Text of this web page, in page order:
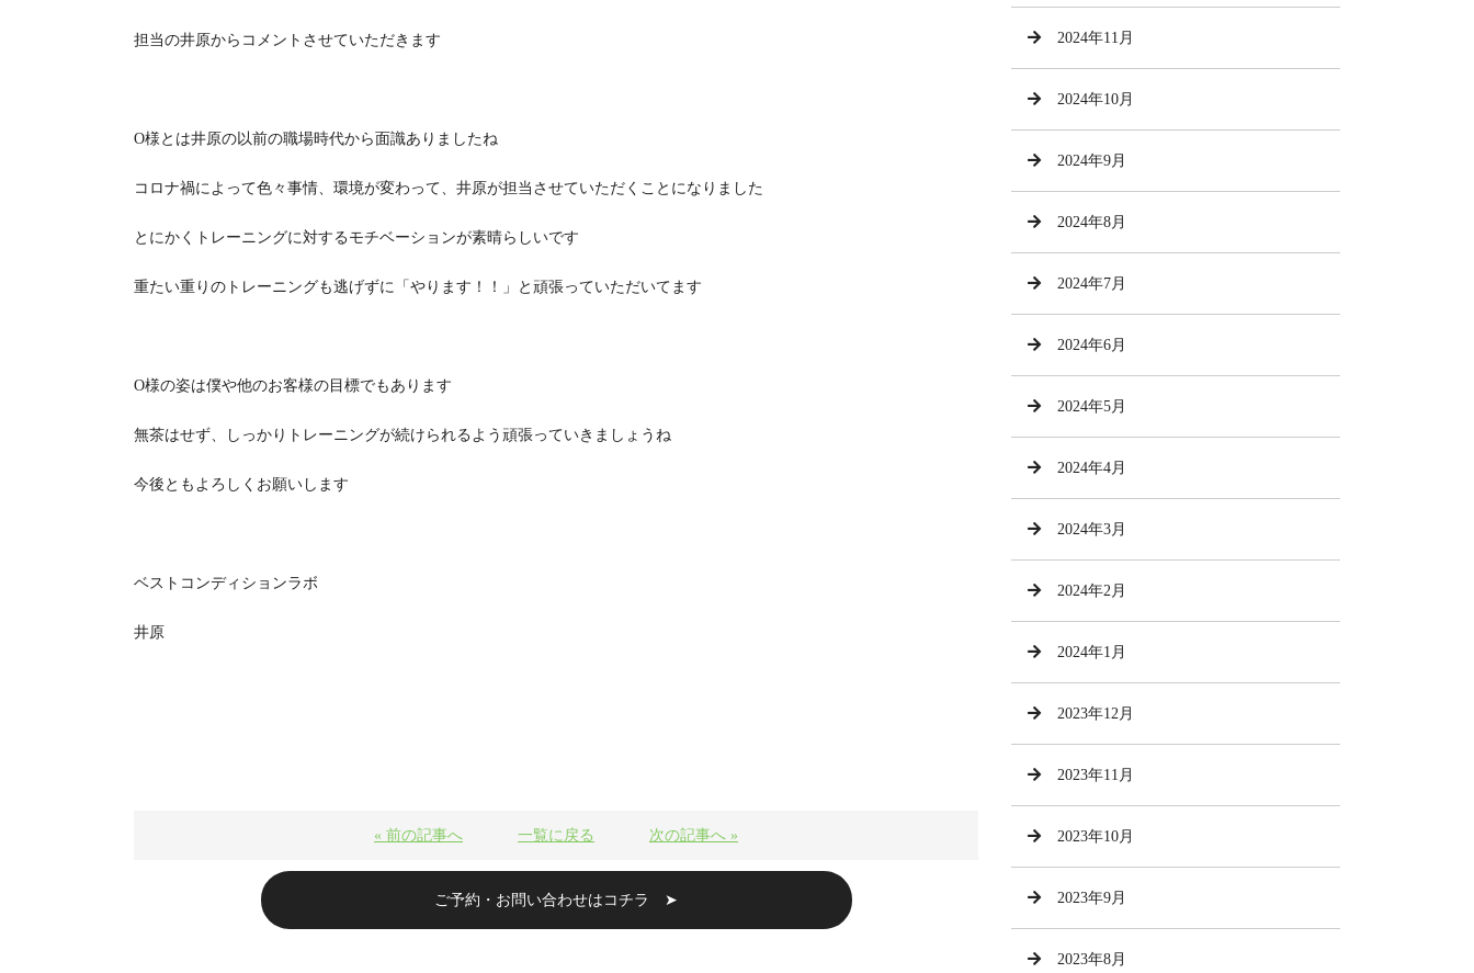
担当の井原からコメントさせていただきます
O様とは井原の以前の職場時代から面識ありましたね
コロナ禍によって色々事情、環境が変わって、井原が担当させていただくことになりました
とにかくトレーニングに対するモチベーションが素晴らしいです
重たい重りのトレーニングも逃げずに「やります！！」と頑張っていただいてます
O様の姿は僕や他のお客様の目標でもあります
無茶はせず、しっかりトレーニングが続けられるよう頑張っていきましょうね
今後ともよろしくお願いします
ベストコンディションラボ
井原
« 前の記事へ 一覧に戻る 次の記事へ »
ご予約・お問い合わせはコチラ ➤
2024年11月
2024年10月
2024年9月
2024年8月
2024年7月
2024年6月
2024年5月
2024年4月
2024年3月
2024年2月
2024年1月
2023年12月
2023年11月
2023年10月
2023年9月
2023年8月